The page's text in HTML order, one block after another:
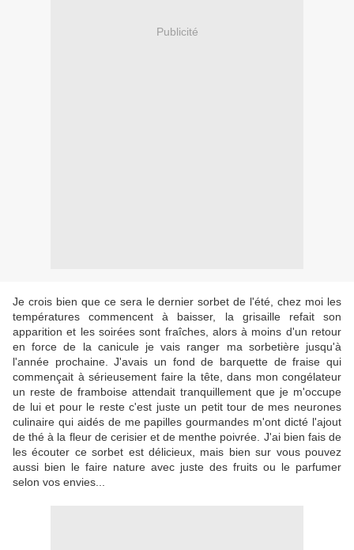
Publicité
Je crois bien que ce sera le dernier sorbet de l'été, chez moi les
températures commencent à baisser, la grisaille refait son
apparition et les soirées sont fraîches, alors à moins d'un retour
en force de la canicule je vais ranger ma sorbetière jusqu'à
l'année prochaine. J'avais un fond de barquette de fraise qui
commençait à sérieusement faire la tête, dans mon congélateur
un reste de framboise attendait tranquillement que je m'occupe
de lui et pour le reste c'est juste un petit tour de mes neurones
culinaire qui aidés de me papilles gourmandes m'ont dicté l'ajout
de thé à la fleur de cerisier et de menthe poivrée. J'ai bien fais de
les écouter ce sorbet est délicieux, mais bien sur vous pouvez
aussi bien le faire nature avec juste des fruits ou le parfumer
selon vos envies...